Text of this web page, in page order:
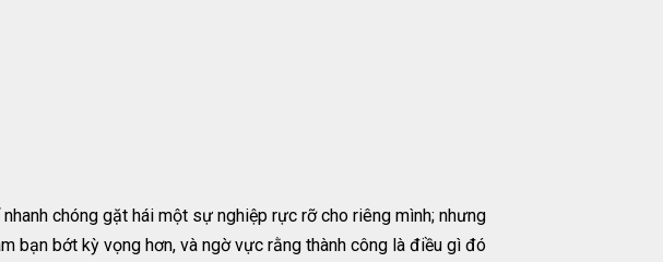
chóng gặt hái một sự nghiệp rực rỡ cho riêng mình; nhưng
bạn bớt kỳ vọng hơn, và ngờ vực rằng thành công là điều gì đó